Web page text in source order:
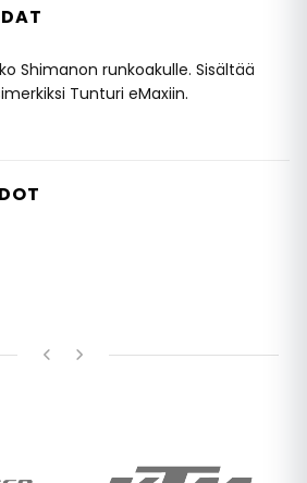
Shimanon runkoakulle. Sisältää
Tunturi eMaxiin.